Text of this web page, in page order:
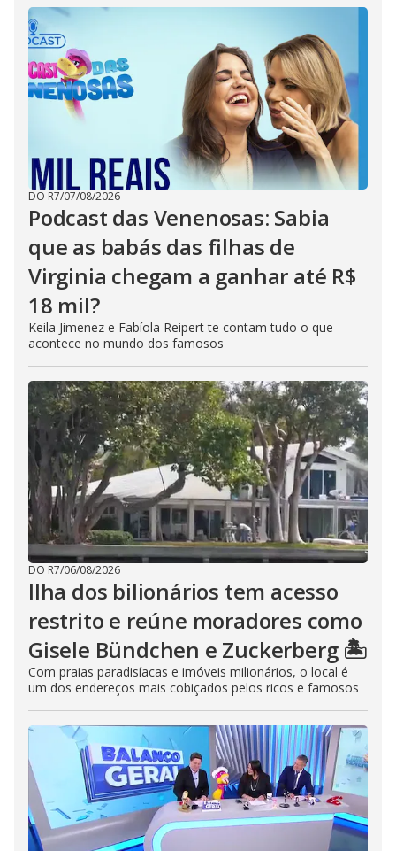
DO R7/07/08/2026
Podcast das Venenosas: Sabia
que as babás das filhas de
Virginia chegam a ganhar até R$
18 mil?
Keila Jimenez e Fabíola Reipert te contam tudo o que
acontece no mundo dos famosos
DO R7/06/08/2026
Ilha dos bilionários tem acesso
restrito e reúne moradores como
Gisele Bündchen e Zuckerberg 🏝️
Com praias paradisíacas e imóveis milionários, o local é
um dos endereços mais cobiçados pelos ricos e famosos